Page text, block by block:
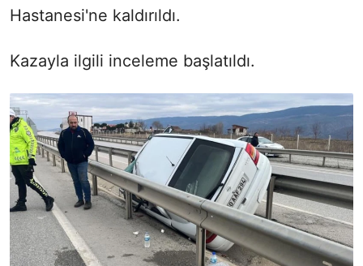
Hastanesi'ne kaldırıldı.
Kazayla ilgili inceleme başlatıldı.